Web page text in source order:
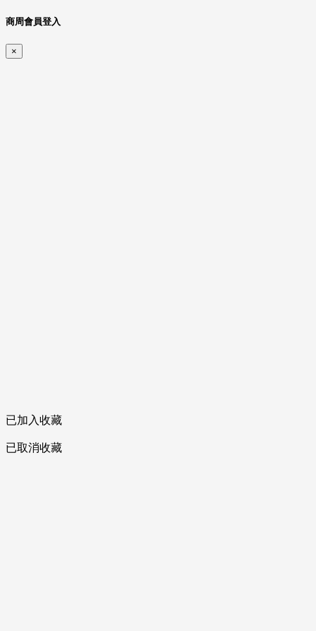
商周會員登入
×
已加入收藏
已取消收藏